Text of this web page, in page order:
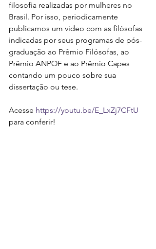
filosofia realizadas por mulheres no
Brasil. Por isso, periodicamente
publicamos um vídeo com as filósofas
indicadas por seus programas de pós-
graduação ao Prêmio Filósofas, ao
Prêmio ANPOF e ao Prêmio Capes
contando um pouco sobre sua
dissertação ou tese.
Acesse https://youtu.be/E_LxZj7CFtU
para conferir!